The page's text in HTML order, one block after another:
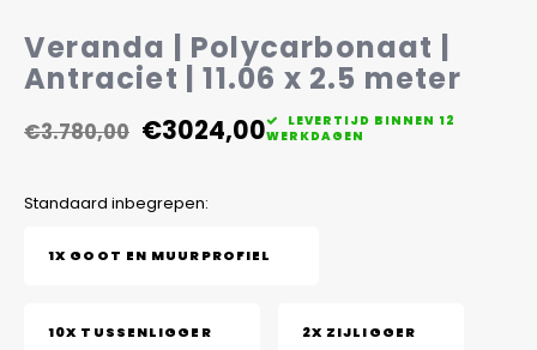
Veranda | Polycarbonaat |
Antraciet | 11.06 x 2.5 meter
€3.780,00 €3024,00
LEVERTIJD BINNEN 12
WERKDAGEN
Standaard inbegrepen:
1X GOOT EN MUURPROFIEL
10X TUSSENLIGGER 2X ZIJLIGGER